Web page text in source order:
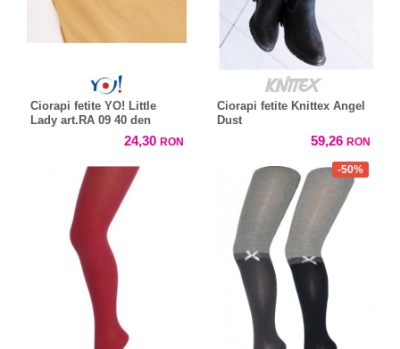
Ciorapi fetite YO! Little
Lady art.RA 09 40 den
24,30 RON
Ciorapi fetite Knittex Angel
Dust
59,26 RON
-50%